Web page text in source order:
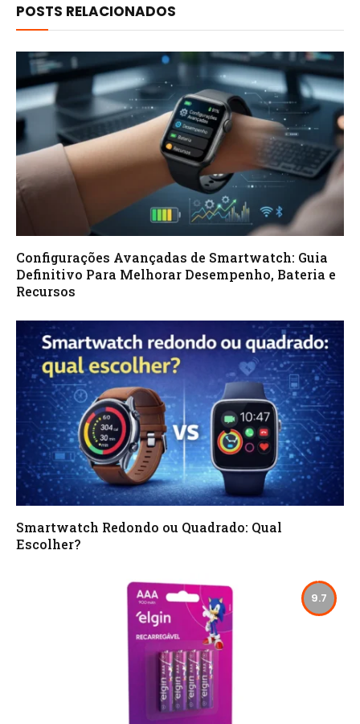
POSTS RELACIONADOS
Configurações Avançadas de Smartwatch: Guia
Definitivo Para Melhorar Desempenho, Bateria e
Recursos
Smartwatch Redondo ou Quadrado: Qual
Escolher?
9.7